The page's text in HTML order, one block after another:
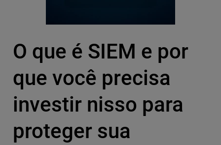
O que é SIEM e por
que você precisa
investir nisso para
proteger sua